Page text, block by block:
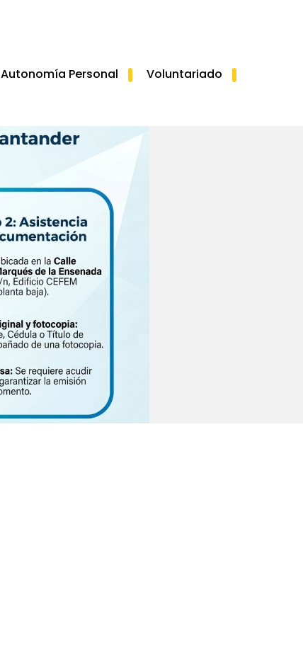
Autonomía Personal
Voluntariado